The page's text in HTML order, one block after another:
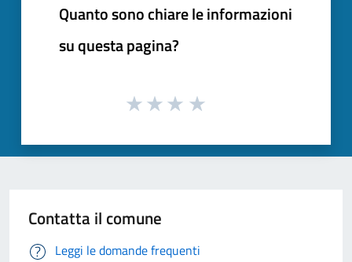
Quanto sono chiare le informazioni
su questa pagina?
Contatta il comune
Leggi le domande frequenti